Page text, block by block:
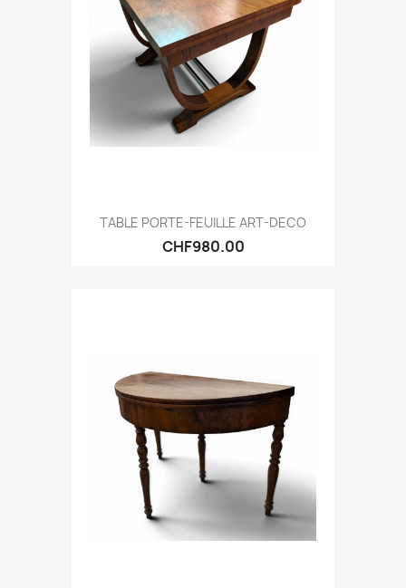
TABLE PORTE-FEUILLE ART-DECO
CHF980.00